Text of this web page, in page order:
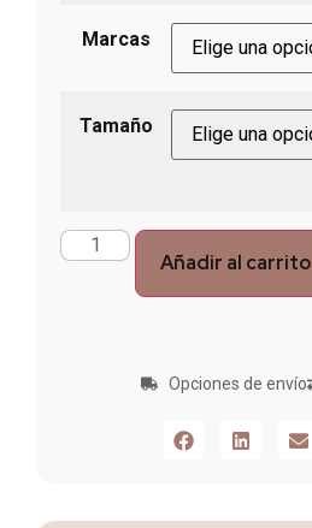
Marcas
Tamaño
Añadir al carrito
Opciones de envío